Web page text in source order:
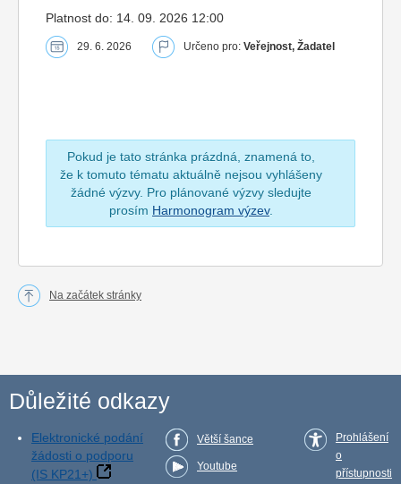
Platnost do: 14. 09. 2026 12:00
29. 6. 2026 Určeno pro: Veřejnost, Žadatel
Pokud je tato stránka prázdná, znamená to,
že k tomuto tématu aktuálně nejsou vyhlášeny
žádné výzvy. Pro plánované výzvy sledujte
prosím Harmonogram výzev.
Na začátek stránky
Důležité odkazy
Elektronické podání
žádosti o podporu
(IS KP21+)
Větší šance
Youtube
Prohlášení
o
přístupnosti